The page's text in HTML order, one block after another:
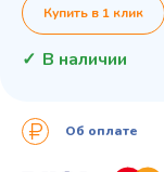
Купить в 1 клик
В наличии
Об оплате